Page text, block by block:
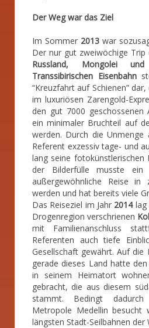
Der Weg war das Ziel
Im Sommer 2013 war
Der nur gut zweiwöchige Trip
Russland, Mongolei
Transsibirischen Eisenbahn
“Kreuzfahrt auf Schienen”
im luxuriösen Zarengold-
den gut 7000 geschossenen
ein minimaler Bruchteil auf
werden. Durch die
Referent exzessiv tage- und
lang seine fotokünstlerischen
der Bilderfülle musste ein
außergewöhnliche Reise in
werden und hat bereits viele
Das Reiseziel im Jahr 2014lag
Drogenregion verschrienen
mit Familienanschluss
Referenten auch tiefe
Gesellschaft gewährt. Auf die
gerade dieses Land hatte
in seinem Heimatort
gebracht, die aus diesem
stammt. Bedingt
Metropole Medellin besucht
längsten Stadt-Seilbahnen der